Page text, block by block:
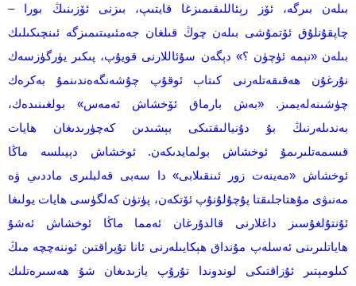
بىلەن بىرگە، ئۆز رېئاللىقىمىزغا قايتىپ، بىزنى ئۆزىنىڭ بورا –
چاپقۇنلۇق ئۆتمۇشى بىلەن چوڭ قىلغان جەمئىيىتىمىزگە ئىنچىكىلىك
بىلەن «نېمە ئۈچۈن ؟» دېگەن سۇئاللارنى قويۇپ، پىكىر يۈرگۈزسەك
نۇرغۇن ھەقىقەتلەرنى كىتاب ئوقۇپ چۇشەنگەەندىنمۇ بەكرەك
چۈشىنەلەيمىز. «بەش بارماق ئۆخشاش ئەمەس» بولغىنىدەك،
بەندىلەرنىڭ بۇ دۇنيالىقتىكى بېشىدىن كەچۈرىدىغان ھايات
قىسمەتلىرىمۇ ئوخشاش بولمايدىكەن. ئوخشاش دېيىلسە ماڭا
ئوخشاش «مەينەت زور ئىنقىلابى» دا سەبى قەلبلىرى ماددىي ۋە
مەنىۋى مۇھتاجلىقتا پۇچۇلۇنۇپ ئۆتكەن، پۈتۈن كەلگۈسى ھايات يولىغا
ئۇنتۇلغۇسىز داغلارنى قالدۇرغان ئەمما ماڭا ئوخشاش ئەشۇ
ھاياتلىرىنى ئەسلەپ مۇنداق ھېكايىلەرنى ئانا تۇپراقتىن ئوننەچچە مىڭ
كىلومېتىر ئۇزاقتىكى لوندوندا تۇرۇپ يازىدىغان شۇ ھەسىرەتلىك